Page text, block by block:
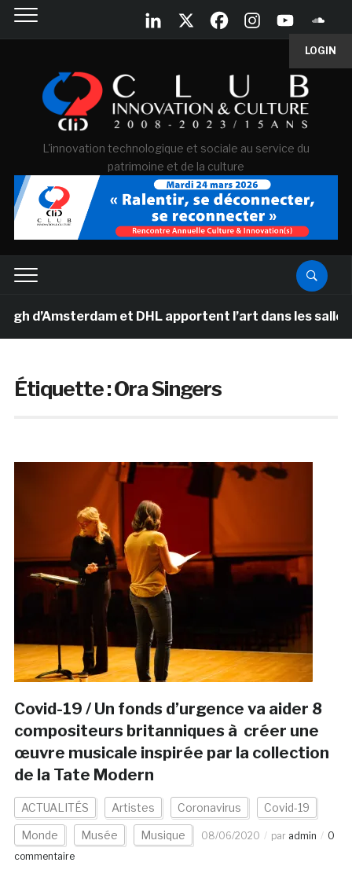
LOGIN
L'innovation technologique et sociale au service du
patrimoine et de la culture
d’Amsterdam et DHL apportent l’art dans les salles
Étiquette :Ora Singers
Covid-19 / Un fonds d’urgence va aider 8
compositeurs britanniques à créer une
œuvre musicale inspirée par la collection
de la Tate Modern
ACTUALITÉS Artistes Coronavirus Covid-19
Monde Musée Musique 08/06/2020 par admin
0
commentaire